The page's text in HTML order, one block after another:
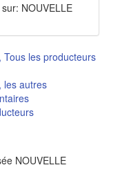
NOUVELLE
, Tous les producteurs
, les autres
NOUVELLE